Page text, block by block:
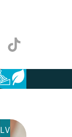
TikTok
Pieejamība
Ilgtspēja
LV